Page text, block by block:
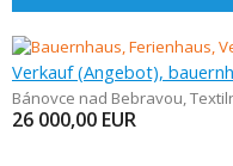
Verkauf (Angebot),
Bánovce nad Bebravou,
26 000,00 EUR